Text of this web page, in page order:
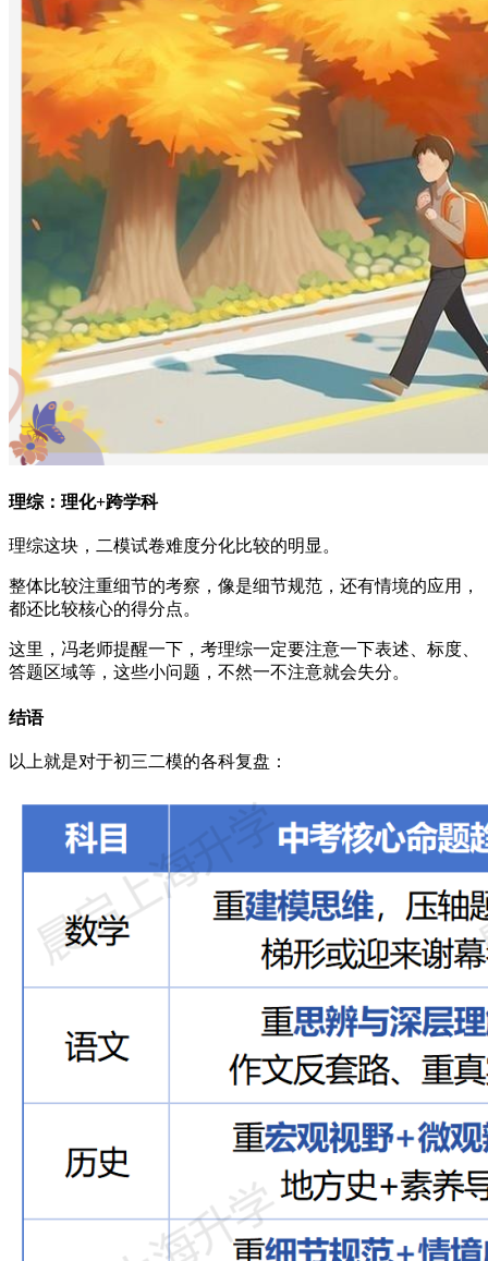
理综：理化+跨学科
理综这块，二模试卷难度分化比较的明显。
整体比较注重细节的考察，像是细节规范，还有情境的应用，
都还比较核心的得分点。
这里，冯老师提醒一下，考理综一定要注意一下表述、标度、
答题区域等，这些小问题，不然一不注意就会失分。
结语
以上就是对于初三二模的各科复盘：